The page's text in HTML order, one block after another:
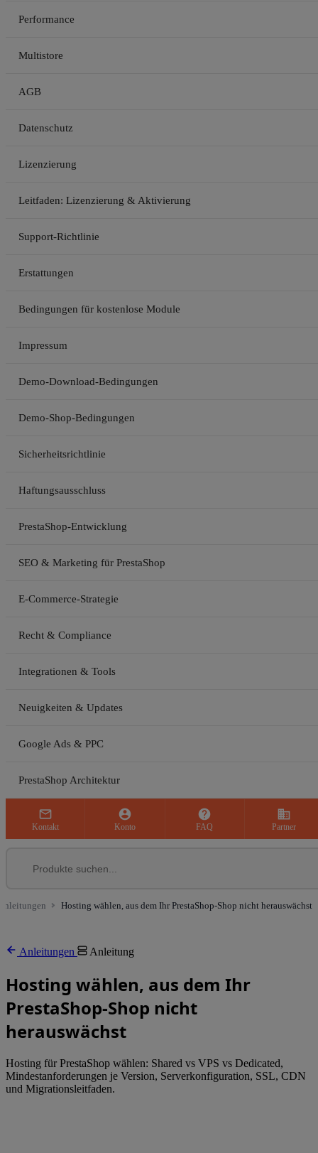
Performance
Multistore
AGB
Datenschutz
Lizenzierung
Leitfaden: Lizenzierung & Aktivierung
Support-Richtlinie
Erstattungen
Bedingungen für kostenlose Module
Impressum
Demo-Download-Bedingungen
Demo-Shop-Bedingungen
Sicherheitsrichtlinie
Haftungsausschluss
PrestaShop-Entwicklung
SEO & Marketing für PrestaShop
E-Commerce-Strategie
Recht & Compliance
Integrationen & Tools
Neuigkeiten & Updates
Google Ads & PPC
PrestaShop Architektur

Kontakt

Konto

FAQ
business
Partner
Hosting wählen, aus dem Ihr PrestaShop-Shop nicht herauswächst
Anleitungen Anleitung
Hosting wählen, aus dem Ihr
PrestaShop-Shop nicht
herauswächst
Hosting für PrestaShop wählen: Shared vs VPS vs Dedicated,
Mindestanforderungen je Version, Serverkonfiguration, SSL, CDN
und Migrationsleitfaden.